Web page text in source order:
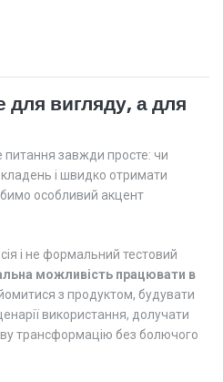
вигляду, а для
завжди просте: чи
і швидко отримати
особливий акцент
і не формальний тестовий
можливість працювати в
з продуктом, будувати
використання, долучати
трансформацію без болючого